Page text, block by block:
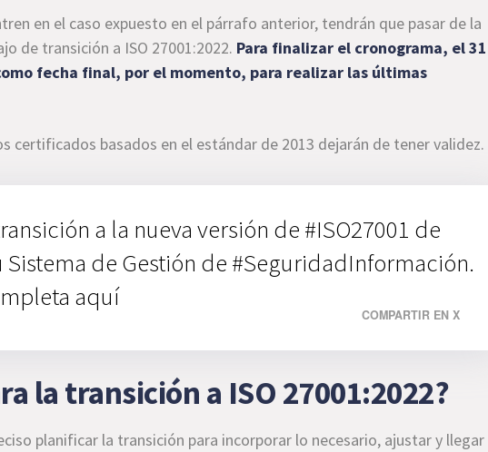
en el caso expuesto en el párrafo anterior, tendrán que pasar de la
de transición a ISO 27001:2022. Para finalizar el cronograma, el 31
fecha final, por el momento, para realizar las últimas
certificados basados en el estándar de 2013 dejarán de tener validez.
a la nueva versión de #ISO27001 de
Sistema de Gestión de #SeguridadInformación.
aquí
COMPARTIR EN X
la transición a ISO 27001:2022?
planificar la transición para incorporar lo necesario, ajustar y llegar